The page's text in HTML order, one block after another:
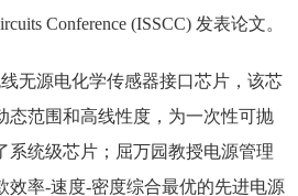
Conference (ISSCC) 发表论文。
无源电化学传感器接口芯片，该芯
态范围和高线性度，为一次性可抛
系统级芯片；屈万园教授电源管理
效率-速度-密度综合最优的先进电源